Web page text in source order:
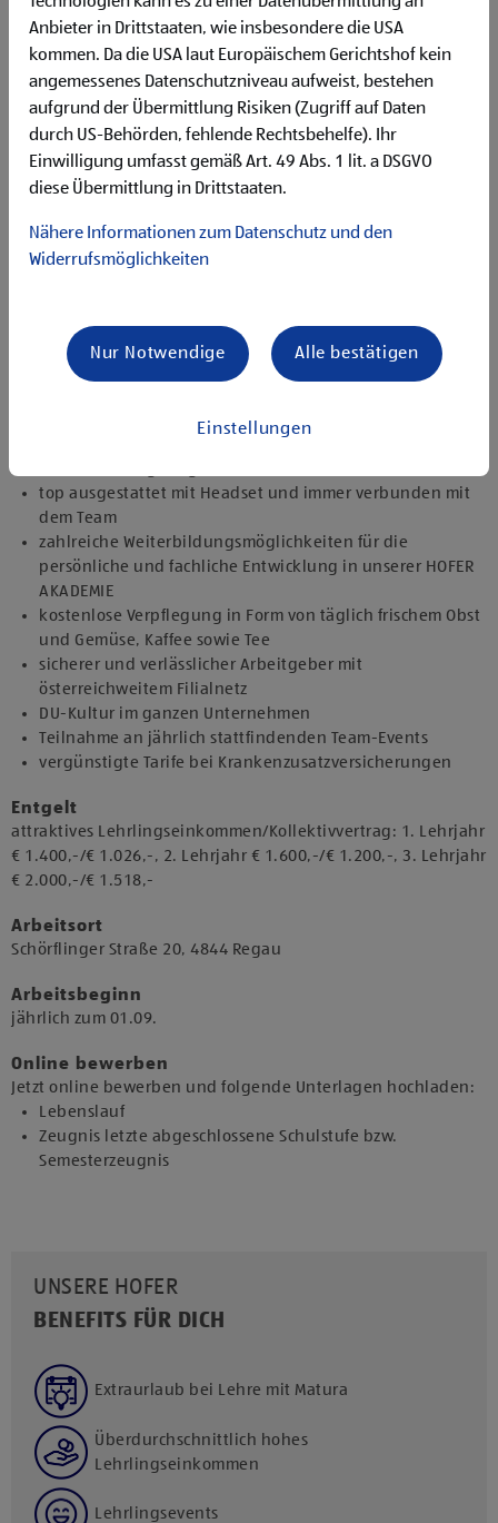
Flexibilität für Früh- und Spätdienste (Montag bis
Samstag)
Begeisterung im Handel zu arbeiten und den
Unternehmenserfolg mitzugestalten
Freude an der Arbeit im Team für ein motiviertes
Miteinander
Bereitschaft zu körperlich anspruchsvollen Tätigkeiten
freundlich im Umgang mit Kund:innen für eine
zuverlässige und organisierte Arbeitsweise zur
gewissenhaften Erledigung der Aufgaben
1.000 € HOFER Reisen- oder Warengutschein und
zusätzlich 1.500 € bei ausgezeichnetem Erfolg
Erfolgsprämien bei positivem Lehrabschluss (guter Erfolg:
top ausgestattet mit Headset und immer verbunden mit
dem Team
zahlreiche Weiterbildungsmöglichkeiten für die
persönliche und fachliche Entwicklung in unserer HOFER
AKADEMIE
kostenlose Verpflegung in Form von täglich frischem Obst
und Gemüse, Kaffee sowie Tee
sicherer und verlässlicher Arbeitgeber mit
österreichweitem Filialnetz
DU-Kultur im ganzen Unternehmen
Teilnahme an jährlich stattfindenden Team-Events
vergünstigte Tarife bei Krankenzusatzversicherungen
Entgelt
attraktives Lehrlingseinkommen/Kollektivvertrag: 1. Lehrjahr
€ 1.400,-/€ 1.026,-, 2. Lehrjahr € 1.600,-/€ 1.200,-, 3. Lehrjahr
€ 2.000,-/€ 1.518,-
Arbeitsort
​Schörflinger Straße 20, 4844 Regau​​
Arbeitsbeginn
jährlich zum 01.09.​
Online bewerben
Jetzt online bewerben und folgende Unterlagen hochladen:
Lebenslauf
Zeugnis letzte abgeschlossene Schulstufe bzw.
Semesterzeugnis
UNSERE HOFER
BENEFITS FÜR DICH
Extraurlaub bei Lehre mit Matura
Überdurchschnittlich hohes
Lehrlingseinkommen
Lehrlingsevents
Anbieter in Drittstaaten, wie insbesondere die USA
kommen. Da die USA laut Europäischem Gerichtshof kein
angemessenes Datenschutzniveau aufweist, bestehen
aufgrund der Übermittlung Risiken (Zugriff auf Daten
durch US-Behörden, fehlende Rechtsbehelfe). Ihr
Einwilligung umfasst gemäß Art. 49 Abs. 1 lit. a DSGVO
diese Übermittlung in Drittstaaten.
Nähere Informationen zum Datenschutz und den
Widerrufsmöglichkeiten
Einstellungen
Nur Notwendige Alle bestätigen